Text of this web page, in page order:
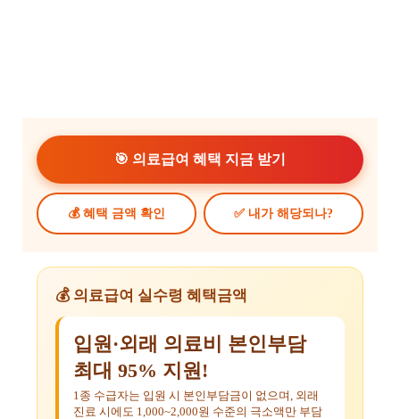
🎯 의료급여 혜택 지금 받기
💰 혜택 금액 확인 ✅ 내가 해당되나?
💰 의료급여 실수령 혜택금액
입원·외래 의료비 본인부담
최대 95% 지원!
1종 수급자는 입원 시 본인부담금이 없으며, 외래
진료 시에도 1,000~2,000원 수준의 극소액만 부담